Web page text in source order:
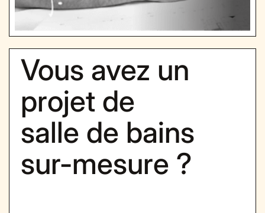
Vous avez un
projet de
salle de bains
sur-mesure ?